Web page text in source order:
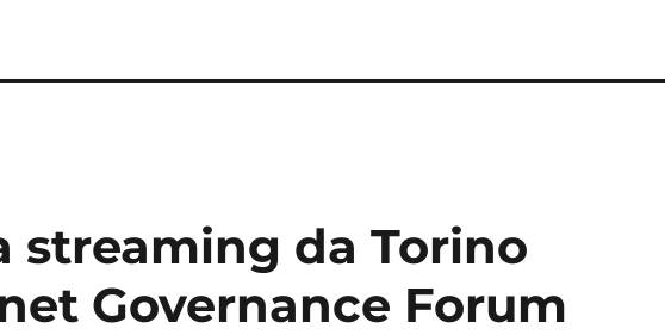
streaming da Torino
Governance Forum